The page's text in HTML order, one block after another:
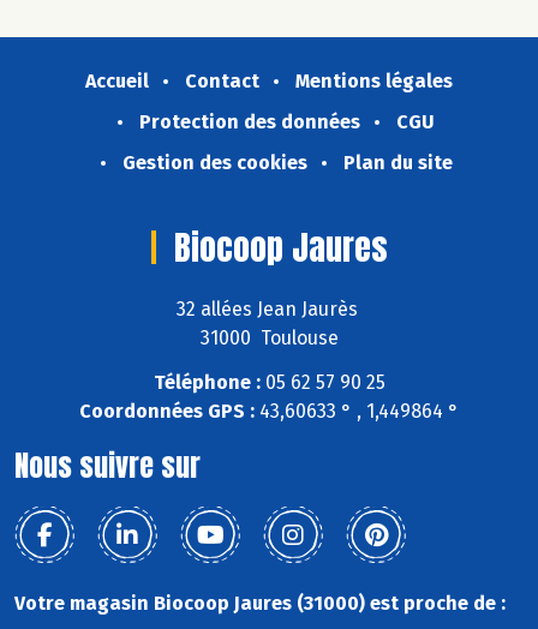
Accueil Contact
Mentions légales
Protection des données
CGU
Gestion des cookies
Plan du site
Biocoop Jaures
32 allées Jean Jaurès
31000 Toulouse
Téléphone :05 62 57 90 25
Coordonnées GPS : 43,60633 ° , 1,449864 °
Nous suivre sur
Votre magasin Biocoop Jaures (31000) est proche de :